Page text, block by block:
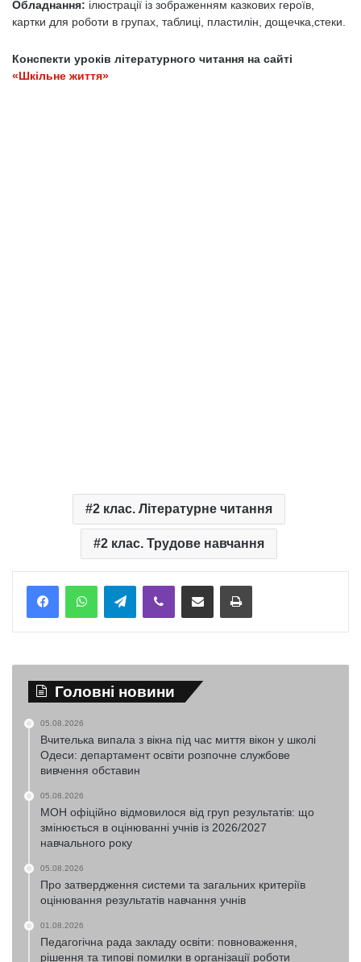
Обладнання: ілюстрації із зображенням казкових героїв,
картки для роботи в групах, таблиці, пластилін, дощечка,стеки.
Конспекти уроків літературного читання на сайті
«Шкільне життя»
2 клас. Літературне читання
2 клас. Трудове навчання
TelegramViber Надіслати електронною поштоюНадрукувати
Головні новини
05.08.2026
Вчителька випала з вікна під час миття вікон у школі
Одеси: департамент освіти розпочне службове
вивчення обставин
05.08.2026
МОН офіційно відмовилося від груп результатів: що
змінюється в оцінюванні учнів із 2026/2027
навчального року
05.08.2026
Про затвердження системи та загальних критеріїв
оцінювання результатів навчання учнів
01.08.2026
Педагогічна рада закладу освіти: повноваження,
рішення та типові помилки в організації роботи